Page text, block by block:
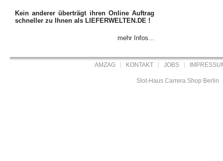
Kein anderer überträgt ihren Online Auftrag
schneller zu Ihnen als LIEFERWELTEN.DE !
mehr Infos...
AMZAG KONTAKT JOBS
Slot-Haus Carrera Shop Berlin